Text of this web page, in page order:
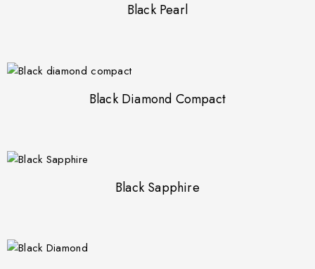
Black Pearl
Black Diamond Compact
Black Sapphire